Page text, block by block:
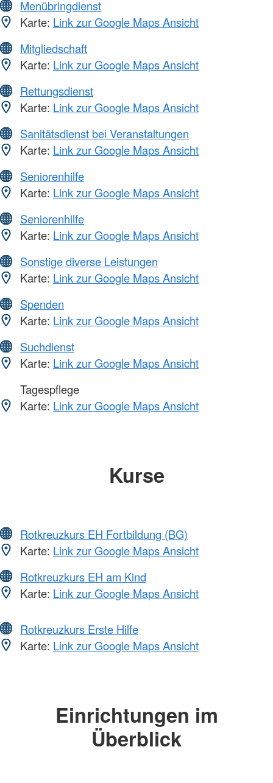
Menübringdienst
Karte: Link zur Google Maps Ansicht
Mitgliedschaft
Karte: Link zur Google Maps Ansicht
Rettungsdienst
Karte: Link zur Google Maps Ansicht
Sanitätsdienst bei Veranstaltungen
Karte: Link zur Google Maps Ansicht
Seniorenhilfe
Karte: Link zur Google Maps Ansicht
Seniorenhilfe
Karte: Link zur Google Maps Ansicht
Sonstige diverse Leistungen
Karte: Link zur Google Maps Ansicht
Spenden
Karte: Link zur Google Maps Ansicht
Suchdienst
Karte: Link zur Google Maps Ansicht
Tagespflege
Karte: Link zur Google Maps Ansicht
Kurse
Rotkreuzkurs EH Fortbildung (BG)
Karte: Link zur Google Maps Ansicht
Rotkreuzkurs EH am Kind
Karte: Link zur Google Maps Ansicht
Rotkreuzkurs Erste Hilfe
Karte: Link zur Google Maps Ansicht
Einrichtungen im
Überblick